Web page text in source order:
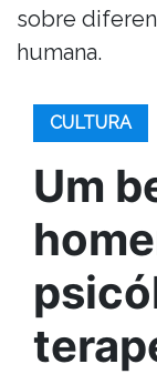
sobre
humana.
CULTURA
Um